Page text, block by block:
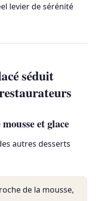
levier de sérénité
séduit
et glace
autres desserts
de la mousse,